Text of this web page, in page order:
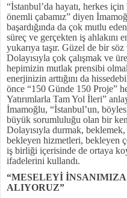
“İstanbul’da hayatı, herkes
önemli çabamız” diyen
başardığında da çok mutlu
süreç ve gerçekten iş ahlakını
yukarıya taşır. Güzel de bir
Dolayısıyla çok çalışmak ve
hepimizin mutlak prensibi
enerjinizin arttığını da
önce “150 Günde 150 Proje”
Yatırımlarla Tam Yol İleri”
İmamoğlu, “İstanbul’un,
büyük sorumluluğu olan bir
Dolayısıyla durmak,
bekleyen hizmetleri, bekleyen
iş birliği içerisinde de ortaya
ifadelerini kullandı.
“MESELEYİ
ALIYORUZ”